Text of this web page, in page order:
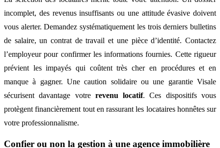
incomplet, des revenus insuffisants ou une attitude évasive doivent
vous alerter. Demandez systématiquement les trois derniers bulletins
de salaire, un contrat de travail et une pièce d’identité. Contactez
l’employeur pour confirmer les informations fournies. Cette rigueur
prévient les impayés qui coûtent très cher en procédures et en
manque à gagner. Une caution solidaire ou une garantie Visale
sécurisent davantage votre revenu locatif. Ces dispositifs vous
protègent financièrement tout en rassurant les locataires honnêtes sur
votre professionnalisme.
Confier ou non la gestion à une agence immobilière